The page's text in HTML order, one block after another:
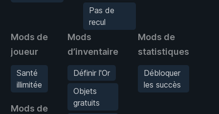
Pas de
recul
Mods de
joueur
Santé
illimitée
Mods de
Mods
d’inventaire
Définir l'Or
Objets
gratuits
Mods de
statistiques
Débloquer
les succès